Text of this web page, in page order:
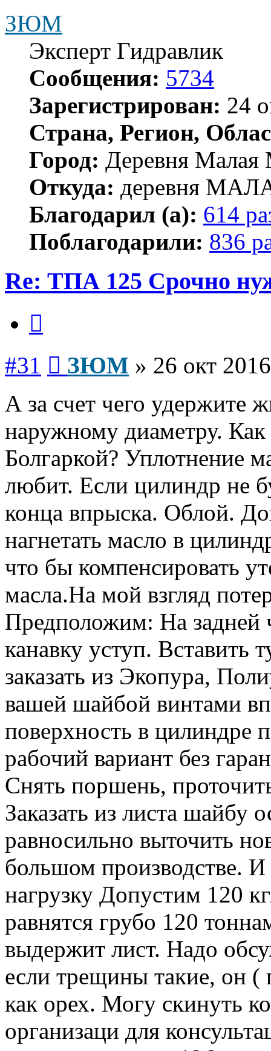
ЗЮМ
Эксперт Гидравлик
Сообщения: 5734
Зарегистрирован: 24
Страна, Регион,
Город: Деревня Малая
Откуда: деревня
Благодарил (а): 614
Поблагодарили: 836
Re: ТПА 125 Срочно
#31 ЗЮМ » 26 окт
А за счет чего удержите
наружному диаметру. Как
Болгаркой? Уплотнение
любит. Если цилиндр не
конца впрыска. Облой.
нагнетать масло в
что бы компенсировать
масла.На мой взгляд
Предположим: На задней
канавку уступ. Вставить
заказать из Экопура,
вашей шайбой винтами
поверхность в цилиндре
рабочий вариант без
Снять поршень,
Заказать из листа шайбу
равносильно выточить
большом производстве. И
нагрузку Допустим 120
равнятся грубо 120
выдержит лист. Надо
если трещины такие, он (
как орех. Могу скинуть
организаци для